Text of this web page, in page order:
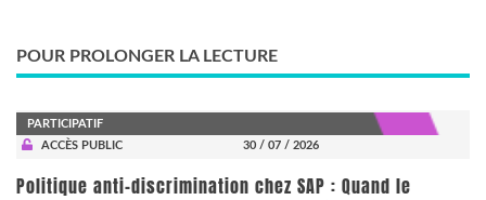
POUR PROLONGER LA LECTURE
PARTICIPATIF
ACCÈS PUBLIC
30 / 07 / 2026
Politique anti-discrimination chez SAP : Quand le